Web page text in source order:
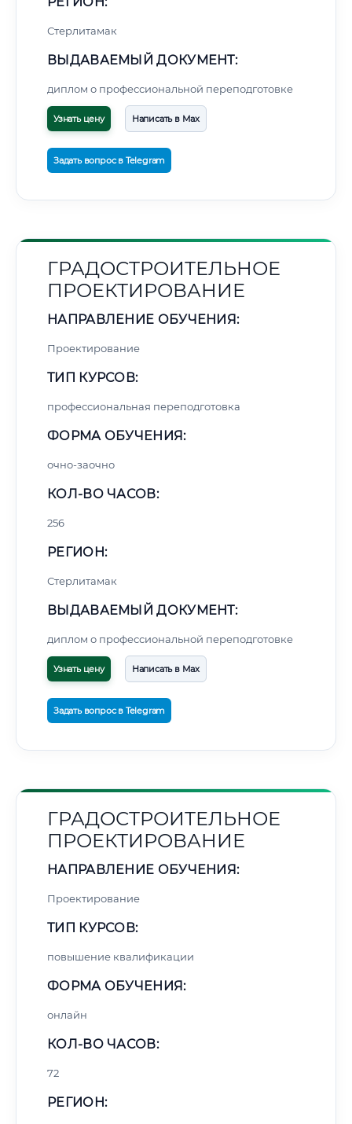
Стерлитамак
ВЫДАВАЕМЫЙ ДОКУМЕНТ:
диплом о профессиональной переподготовке
Узнать цену Написать в Max
Задать вопрос в Telegram
ГРАДОСТРОИТЕЛЬНОЕ
ПРОЕКТИРОВАНИЕ
НАПРАВЛЕНИЕ ОБУЧЕНИЯ:
Проектирование
ТИП КУРСОВ:
профессиональная переподготовка
ФОРМА ОБУЧЕНИЯ:
очно-заочно
КОЛ-ВО ЧАСОВ:
256
РЕГИОН:
Стерлитамак
ВЫДАВАЕМЫЙ ДОКУМЕНТ:
диплом о профессиональной переподготовке
Узнать цену Написать в Max
Задать вопрос в Telegram
ГРАДОСТРОИТЕЛЬНОЕ
ПРОЕКТИРОВАНИЕ
НАПРАВЛЕНИЕ ОБУЧЕНИЯ:
Проектирование
ТИП КУРСОВ:
повышение квалификации
ФОРМА ОБУЧЕНИЯ:
онлайн
КОЛ-ВО ЧАСОВ:
72
РЕГИОН: